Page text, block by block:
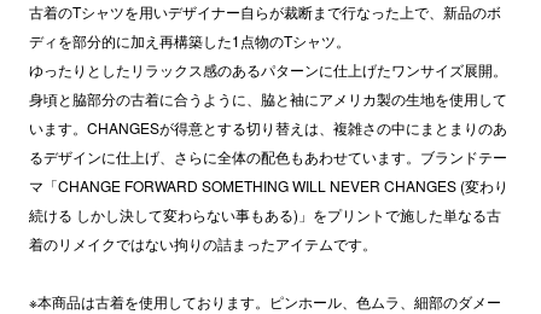
古着のTシャツを用いデザイナー自らが裁断まで行なった上で、新品のボ
ディを部分的に加え再構築した1点物のTシャツ。
ゆったりとしたリラックス感のあるパターンに仕上げたワンサイズ展開。
身頃と脇部分の古着に合うように、脇と袖にアメリカ製の生地を使用して
います。CHANGESが得意とする切り替えは、複雑さの中にまとまりのあ
るデザインに仕上げ、さらに全体の配色もあわせています。ブランドテー
マ「CHANGE FORWARD SOMETHING WILL NEVER CHANGES (変わり
続ける しかし決して変わらない事もある)」をプリントで施した単なる古
着のリメイクではない拘りの詰まったアイテムです。
※本商品は古着を使用しております。ピンホール、色ムラ、細部のダメー